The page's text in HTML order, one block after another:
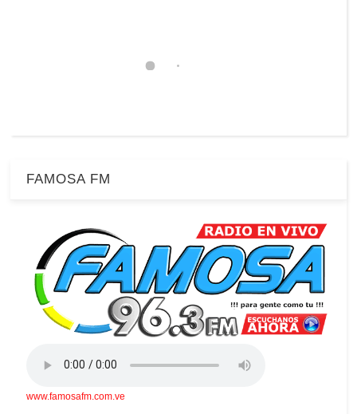
FAMOSA FM
www.famosafm.com.ve